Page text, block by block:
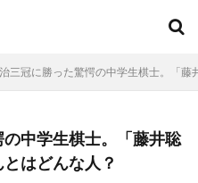
三冠に勝った驚愕の中学生棋士。「
中学生棋士。「藤井聡
はどんな人？